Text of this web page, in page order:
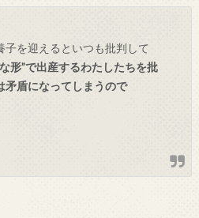
子を迎えるといつも批判して
形”で出産するわたしたちを批
矛盾になってしまうので